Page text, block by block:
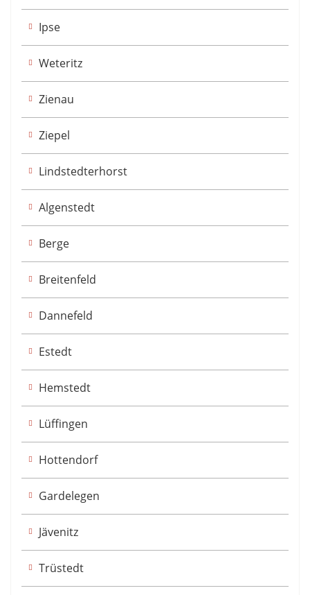
Ipse
Weteritz
Zienau
Ziepel
Lindstedterhorst
Algenstedt
Berge
Breitenfeld
Dannefeld
Estedt
Hemstedt
Lüffingen
Hottendorf
Gardelegen
Jävenitz
Trüstedt